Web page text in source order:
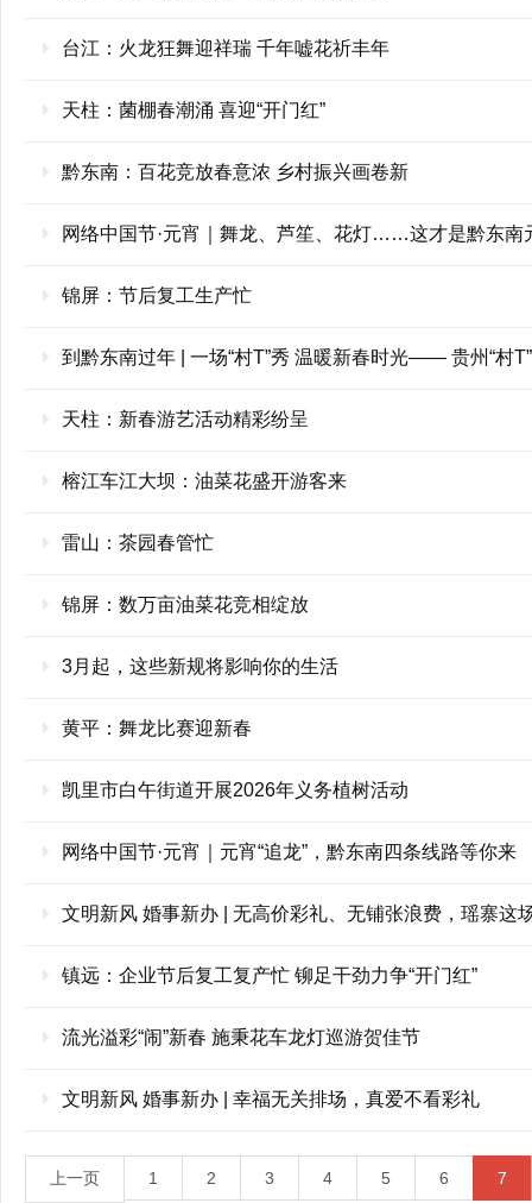
台江：火龙狂舞迎祥瑞 千年嘘花祈丰年
天柱：菌棚春潮涌 喜迎“开门红”
黔东南：百花竞放春意浓 乡村振兴画卷新
网络中国节·元宵｜舞龙、芦笙、花灯……这才是黔东南
锦屏：节后复工生产忙
到黔东南过年 | 一场“村T”秀 温暖新春时光—— 贵州“村
天柱：新春游艺活动精彩纷呈
榕江车江大坝：油菜花盛开游客来
雷山：茶园春管忙
锦屏：数万亩油菜花竞相绽放
3月起，这些新规将影响你的生活
黄平：舞龙比赛迎新春
凯里市白午街道开展2026年义务植树活动
网络中国节·元宵｜元宵“追龙”，黔东南四条线路等你来
文明新风 婚事新办 | 无高价彩礼、无铺张浪费，瑶寨这
镇远：企业节后复工复产忙 铆足干劲力争“开门红”
流光溢彩“闹”新春 施秉花车龙灯巡游贺佳节
文明新风 婚事新办 | 幸福无关排场，真爱不看彩礼
上一页 1 2 3 4 5 6 7